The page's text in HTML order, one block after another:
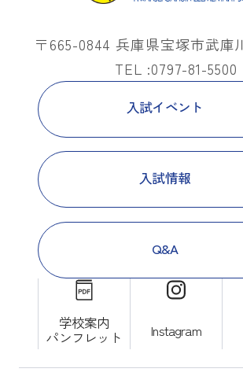
〒665-0844 兵庫県宝塚市武庫
TEL :0797-81-5500
入試イベント
入試情報
Q&A
学校案内
パンフレット Instagram